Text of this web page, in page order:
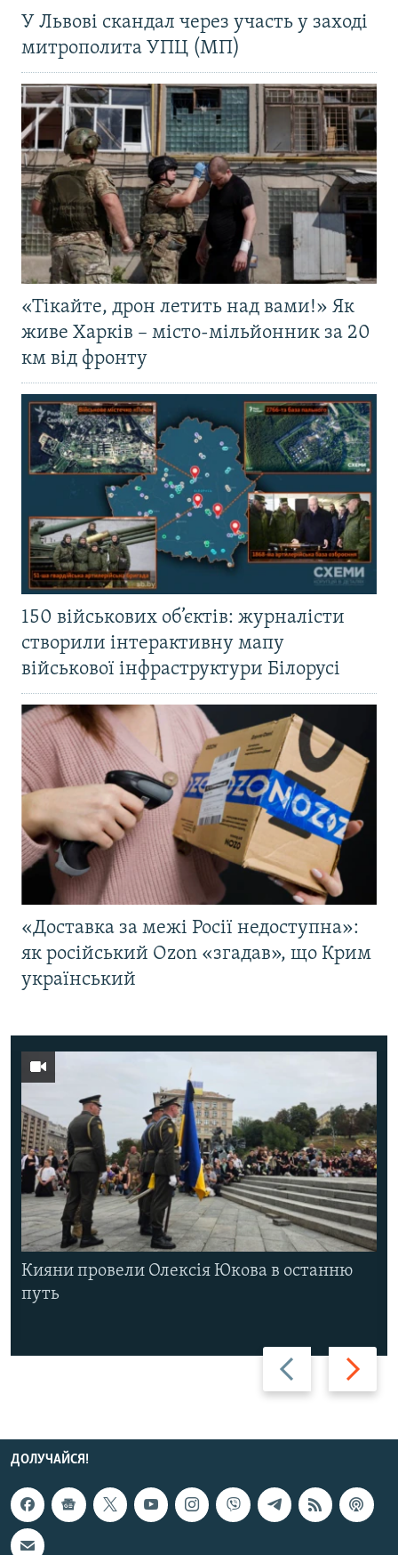
У Львові скандал через участь у заході
митрополита УПЦ (МП)
«Тікайте, дрон летить над вами!» Як
живе Харків – місто-мільйонник за 20
км від фронту
150 військових об’єктів: журналісти
створили інтерактивну мапу
військової інфраструктури Білорусі
«Доставка за межі Росії недоступна»:
як російський Ozon «згадав», що Крим
український
Назад Вперед
Кияни провели Олексія Юкова в останню
путь
ДОЛУЧАЙСЯ!